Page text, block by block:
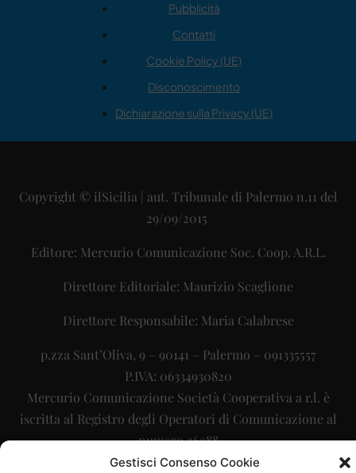
Gestisci Consenso Cookie
Pubblicità
Contatti
Cookie Policy (UE)
Disconoscimento
Dichiarazione sulla Privacy (UE)
Copyright © ilSicilia | aut. Tribunale di Palermo n.11 del
29/09/2015
Editore: Mercurio Comunicazione Soc. Coop. A.R.L.
Direttore Editoriale: Maurizio Scaglione
Direttore Responsabile: Maria Calabrese
p.zza Sant’Oliva, 9 – 90141 – Palermo – 091335557
P.IVA: 06334930820
Mercurio Comunicazione Società Cooperativa a r.l. è
iscritta al Registro degli Operatori di Comunicazione al
numero 26988